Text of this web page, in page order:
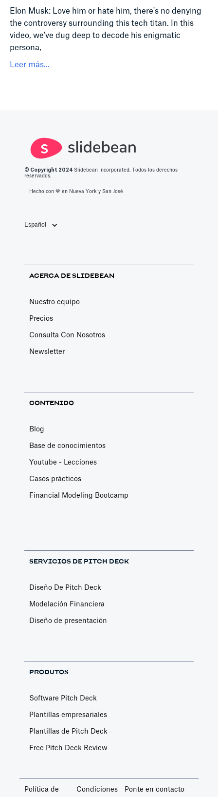
Elon Musk: Love him or hate him, there's no denying
the controversy surrounding this tech titan. In this
video, we've dug deep to decode his enigmatic
persona,
Leer más...
© Copyright 2 024 Slidebean Incorporated. Todos los derechos
reservados.
Hecho con 💙️ en Nueva York y San José
Español
ACERCA DE SLIDEBEAN
Nuestro equipo
Precios
Consulta Con Nosotros
Newsletter
CONTENIDO
Blog
Base de conocimientos
Youtube - Lecciones
Casos prácticos
Financial Modeling Bootcamp
SERVICIOS DE PITCH DECK
Diseño De Pitch Deck
Modelación Financiera
Diseño de presentación
PRODUTOS
Software Pitch Deck
Plantillas empresariales
Plantillas de Pitch Deck
Free Pitch Deck Review
Política de Condiciones Ponte en contacto